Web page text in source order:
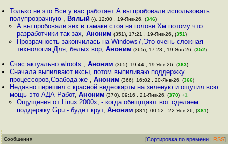
Только не это Все у вас работает А вы пробовали использовать
полупрозрачную , Вялый (-), 12:00 , 19-Янв-26, (346)
А вы пробовали sex в гамаке стоя на голове Хм потому что
разработчики так зах, Аноним (351), 17:21 , 19-Янв-26, (351)
Прозрачность закончилась на Windows7,Это очень сложная
технология,Для, белых вор, Аноним (365), 17:23 , 19-Янв-26, (352)
Счас актуально wlroots ,Аноним (365), 19:44 , 19-Янв-26, (363)
Сначала выпилвают иксы, потом выпиливаю поддержку
процессоров,Свабода же ,Аноним (366), 16:02 , 20-Янв-26, (366)
Недавно перешел с красной видеокарты на зеленую и ощутил всю
мощь это АДА Работ,Аноним (370), 09:16 , 21-Янв-26, (370) +1
Ощущения от Linux 2000х, - когда обещщают вот сделаем
поддержку Gpu - будет крут, Аноним (381), 00:52 , 22-Янв-26, (381)
Сообщения [Сортировка по времени | RSS]